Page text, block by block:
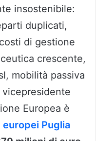
insostenibile:
duplicati,
di gestione
crescente,
mobilità passiva
Europea è
Puglia